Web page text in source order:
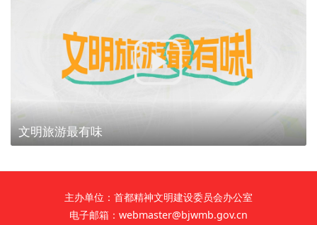
文明旅游最有味
主办单位：首都精神文明建设委员会办公室
电子邮箱：webmaster@bjwmb.gov.cn